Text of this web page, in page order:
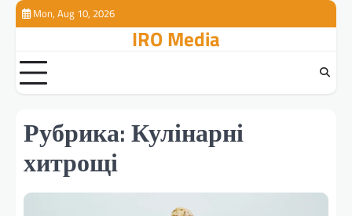
ПерейтиMon, Aug 10, 2026
IRO Media
Рубрика:Кулінарні
хитрощі